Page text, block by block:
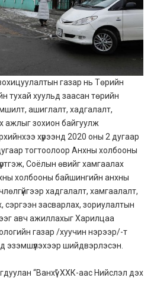
газар нь Төрийн
тухай хуульд заасан төрийн
ашиглалт, хадгалалт,
ажлыг зохион байгуулж
хүрээнд 2020 оны 2 дугаар
тогтоолоор Анхны холбооны
Соёлын өвийг хамгаалах
холбооны байшингийн анхны
хадгалалт, хамгаалалт,
сэргээн засварлах, зориулалтын
авч ажиллахыг Харилцаа
газар /хуучин нэрээр/-т
эзэмшүүлэхээр шийдвэрлэсэн.
“Ванхүү” ХХК-аас Нийслэл дэх